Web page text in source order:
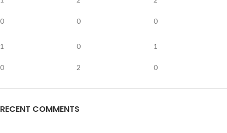
0 0 0
1
0
0
2
1
0
RECENT COMMENTS